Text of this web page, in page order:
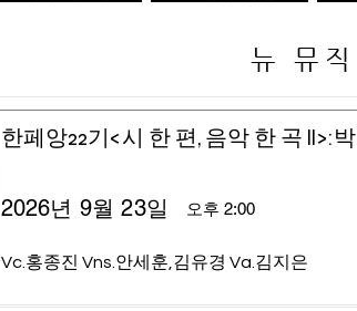
뉴 뮤직
한페앙22기<시 한 편, 음악 한 곡 ll>:
오후 2:00
2026년 9월 23일
Vc.홍종진 Vns.안세훈,김유경 Va.김지은